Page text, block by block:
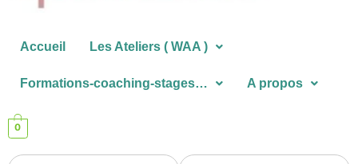
Accueil Les Ateliers ( WAA )
Formations-coaching-stages… A propos
0